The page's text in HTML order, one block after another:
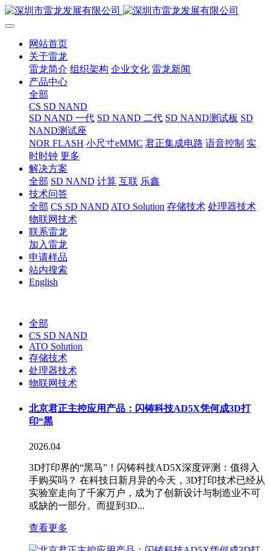
网站首页
关于雷龙
雷龙简介 组织架构 企业文化 雷龙新闻
产品中心
全部
CS SD NAND
SD NAND 一代 SD NAND 二代 SD NAND测试板 SD
NAND测试座
NOR FLASH 小尺寸eMMC 君正集成电路 语音控制 实
时时钟 更多
解决方案
全部 SD NAND 计算 互联 乐鑫
技术问答
全部 CS SD NAND ATO Solution 存储技术 处理器技术
物联网技术
联系雷龙
加入雷龙
申请样品
站内搜索
English
全部
CS SD NAND
ATO Solution
存储技术
处理器技术
物联网技术
北京君正主控应用产品：闪铸科技AD5X凭何成3D打
印“黑
2026.04
3D打印界的“黑马”！闪铸科技AD5X深度评测：值得入
手购买吗？ 在科技日新月异的今天，3D打印技术已经从
实验室走向了千家万户，成为了创新设计与制造业不可
或缺的一部分。而提到3D...
查看更多